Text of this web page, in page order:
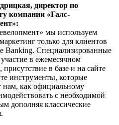
директор по
компании «Галс-
мы используем
только для клиентов
Banking. Специализированные
в ежемесячном
присутствие в базе и на сайте
инструменты, которые
нам, как официальному
с необходимой
дополняя классические